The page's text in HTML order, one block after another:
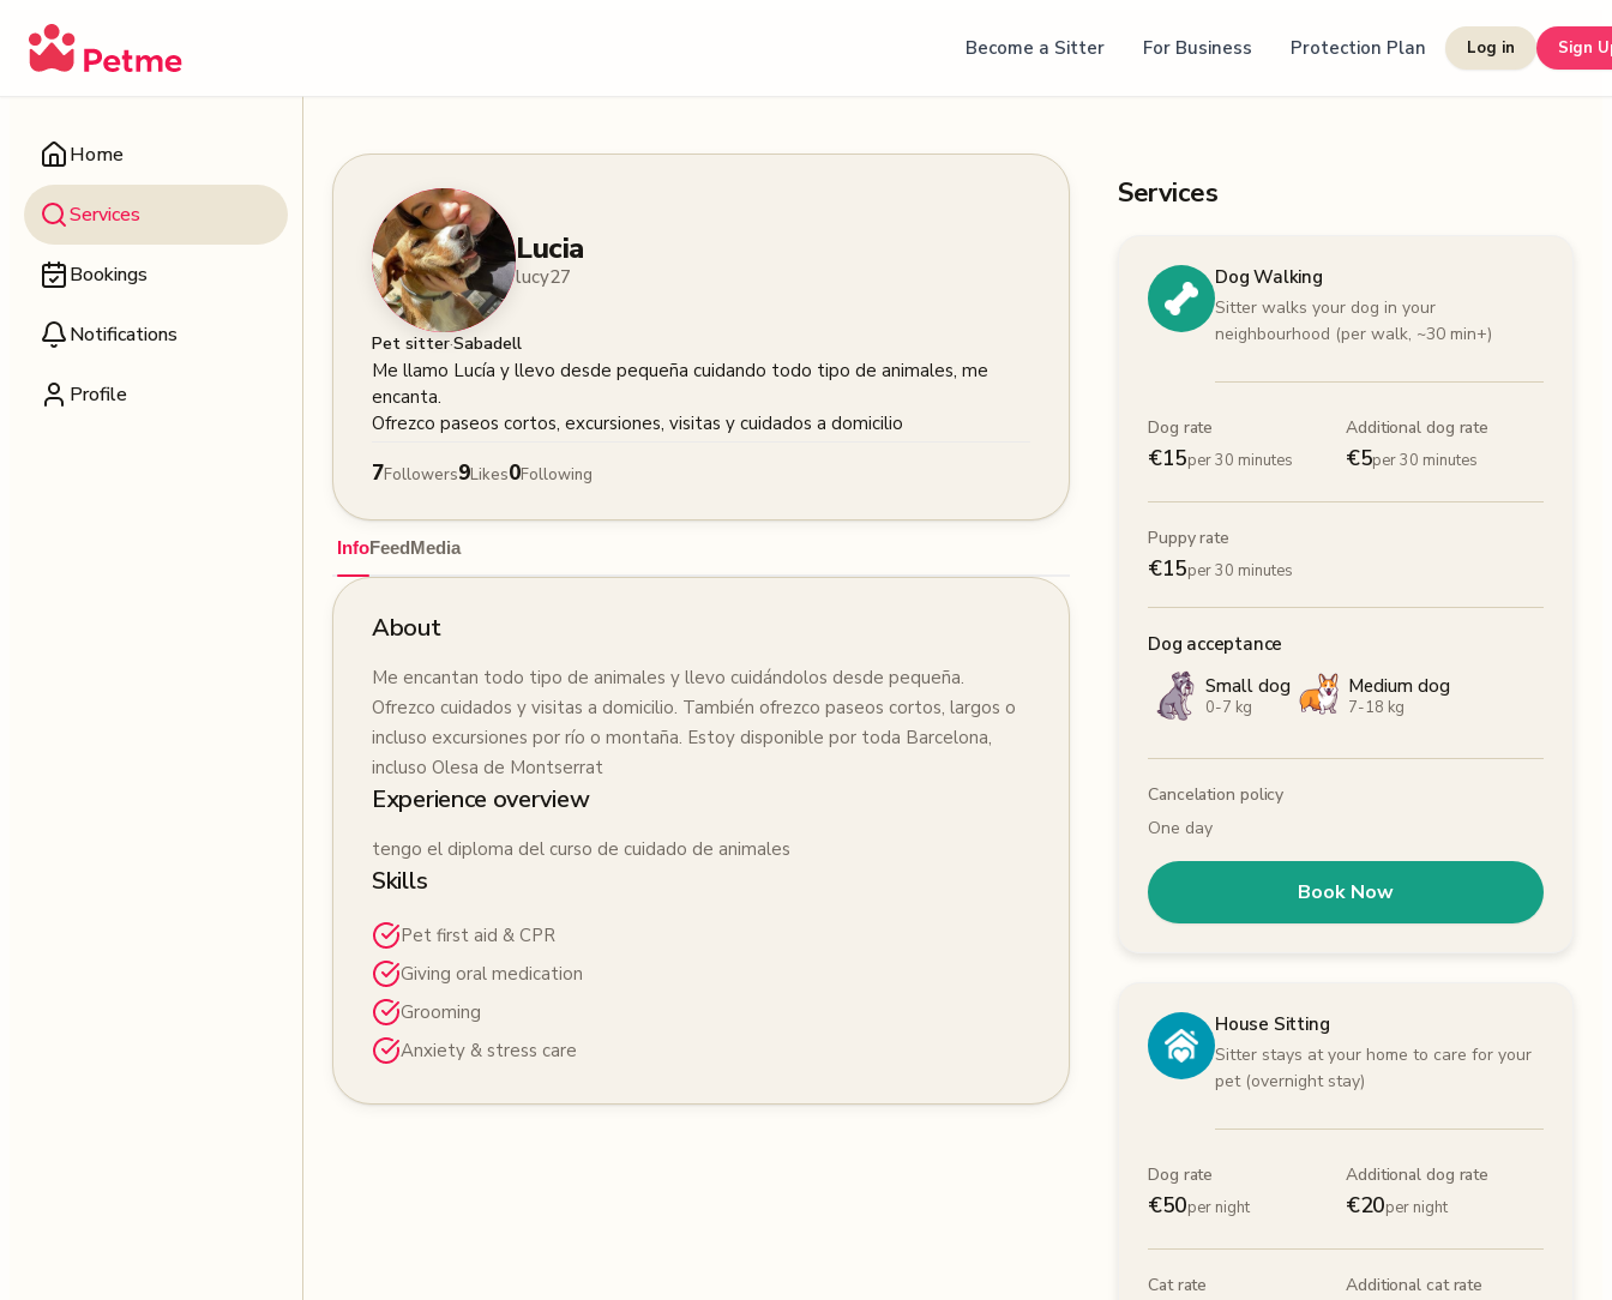
Home
Services
Bookings
Notifications
Profile
Become a Sitter For Business Protection Plan Log in Sign
Lucia
lucy27
Pet sitter·Sabadell
Me llamo Lucía y llevo desde pequeña cuidando todo tipo de animales, me
encanta.
Ofrezco paseos cortos, excursiones, visitas y cuidados a domicilio
7Followers9Likes0Following
InfoFeedMedia
About
Me encantan todo tipo de animales y llevo cuidándolos desde pequeña.
Ofrezco cuidados y visitas a domicilio. También ofrezco paseos cortos, largos o
incluso excursiones por río o montaña. Estoy disponible por toda Barcelona,
incluso Olesa de Montserrat
Experience overview
tengo el diploma del curso de cuidado de animales
Skills
Pet first aid & CPR
Giving oral medication
Grooming
Anxiety & stress care
Services
Dog Walking
Sitter walks your dog in your
neighbourhood (per walk, ~30 min+)
Dog rate
€15per 30 minutes
Additional dog rate
€5per 30 minutes
Puppy rate
€15per 30 minutes
Dog acceptance
Small dog
0-7 kg
Medium dog
7-18 kg
Cancelation policy
One day
Book Now
House Sitting
Sitter stays at your home to care for your
pet (overnight stay)
Dog rate
€50per night
Additional dog rate
€20per night
Cat rate Additional cat rate